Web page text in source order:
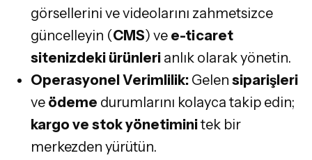
görsellerini ve videolarını zahmetsizce
güncelleyin (CMS) ve e-ticaret
sitenizdeki ürünleri anlık olarak yönetin.
Operasyonel Verimlilik: Gelen siparişleri
ve ödeme durumlarını kolayca takip edin;
kargo ve stok yönetiminitek bir
merkezden yürütün.